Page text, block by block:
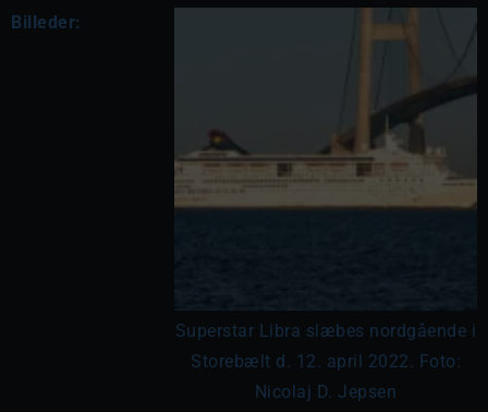
Billeder:
Superstar Libra slæbes nordgående i
Storebælt d. 12. april 2022. Foto:
Nicolaj D. Jepsen